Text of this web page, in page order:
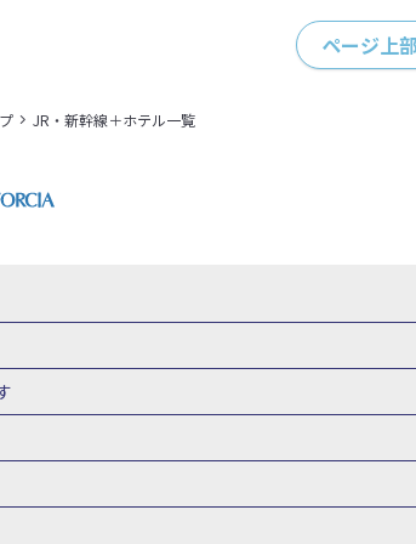
ページ上
JR・新幹線＋ホテル一覧
東京→青森 新幹線パック 東京→仙台 新幹線パッ
線 旅行 九州新幹線 旅行 西九州新幹線 旅行
行・ツアー 関東 東京旅行・ツアー 神奈川旅
の旅